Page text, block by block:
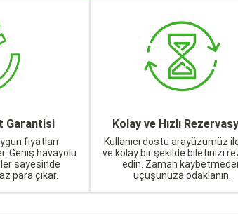
Garantisi
fiyatları
Geniş havayolu
sayesinde
para çıkar.
Kolay ve Hızlı
Kullanıcı dostu arayüzümüz ile
ve kolay bir şekilde biletinizi
edin. Zaman
uçuşunuza odaklanın.